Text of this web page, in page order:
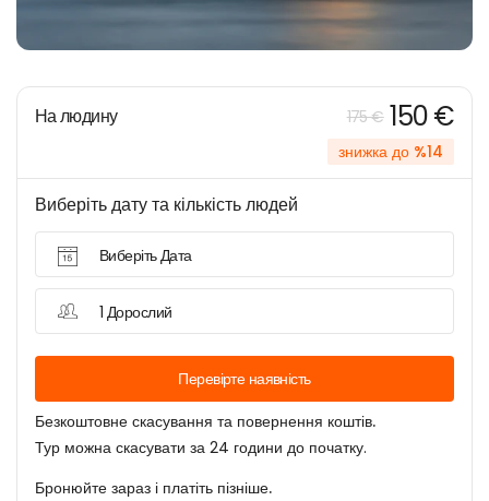
На людину 175 € 150 €
знижка до %14
Виберіть дату та кількість людей
Виберіть Дата
1 Дорослий
Перевірте наявність
Безкоштовне скасування та повернення коштів.
Тур можна скасувати за 24 години до початку.
Бронюйте зараз і платіть пізніше.